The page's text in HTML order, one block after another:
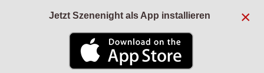
×
Jetzt Szenenight als App installieren